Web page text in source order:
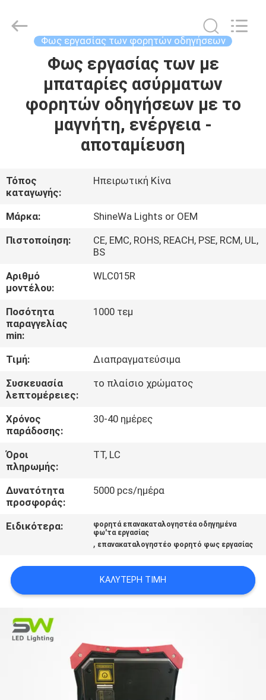
ΠΡΟΪΌΝΤΑ
ΒΊΝΤΕΟ
ΣΧΕΤΙΚΆ
ΜΕ
ΕΜΆΣ
ΕΡΓΟΣΤΑΣΊΟΥ
ΈΛΕΓΧΟΣ
ΠΟΙΌΤΗΤΑΣ
ΜΑΖΊ
ΜΑΣ
ΕΙΔΉΣΕΙΣ
ΥΠΟΘΈΣΕΙΣ
ΧΆΡΤΗΣ
ΙΣΤΟΣΕΛΊΔΑΣ
ΠΟΛΙΤΙΚΉ
Trade
Φως εργασίας των φορητών οδηγήσεων
Φως εργασίας των με
μπαταρίες ασύρματων
φορητών οδηγήσεων με το
μαγνήτη, ενέργεια -
αποταμίευση
Τόπος
καταγωγής:
Ηπειρωτική Κίνα
Μάρκα:
ShineWa Lights or OEM
Πιστοποίηση:
CE, EMC, ROHS, REACH, PSE, RCM, UL,
BS
Αριθμό
μοντέλου:
WLC015R
Ποσότητα
παραγγελίας
min:
1000 τεμ
Τιμή:
Διαπραγματεύσιμα
Συσκευασία
λεπτομέρειες:
το πλαίσιο χρώματος
Χρόνος
παράδοσης:
30-40 ημέρες
Όροι
πληρωμής:
TT, LC
Δυνατότητα
προσφοράς:
5000 pcs/ημέρα
Ειδικότερα:
φορητά επανακαταλογηστέα οδηγημένα
φω'τα εργασίας
, επανακαταλογηστέο φορητό φως εργασίας
ΚΑΛΎΤΕΡΗ ΤΙΜΉ